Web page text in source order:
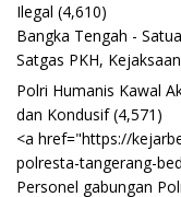
Ilegal (4,610)
Bangka Tengah -
Satgas PKH,
Polri Humanis Kawal
dan Kondusif (4,571)
<a href="https://
polresta-tangerang-
Personel gabungan